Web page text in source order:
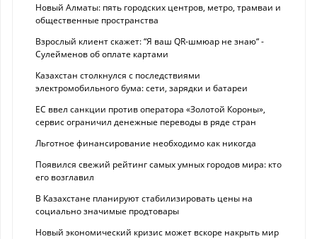
Новый Алматы: пять городских центров, метро, трамваи и
общественные пространства
Взрослый клиент скажет: “Я ваш QR-шмюар не знаю“ -
Сулейменов об оплате картами
Казахстан столкнулся с последствиями
электромобильного бума: сети, зарядки и батареи
ЕС ввел санкции против оператора «Золотой Короны»,
сервис ограничил денежные переводы в ряде стран
Льготное финансирование необходимо как никогда
Появился свежий рейтинг самых умных городов мира: кто
его возглавил
В Казахстане планируют стабилизировать цены на
социально значимые продтовары
Новый экономический кризис может вскоре накрыть мир